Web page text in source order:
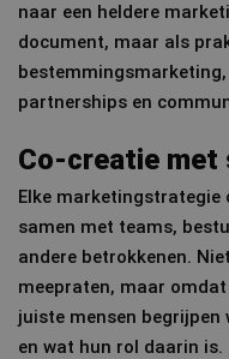
naar een heldere
document, maar als
partnerships en
Co-creatie met
Elke marketingstrategie
samen met teams,
andere betrokkenen.
meepraten, maar
juiste mensen begrijpen
en wat hun rol daarin is.